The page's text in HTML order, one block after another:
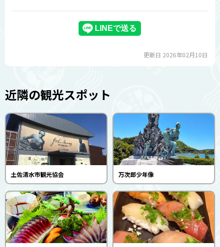
更新日 2026年02月10日
近隣の観光スポット
土佐清水市観光協会 万次郎少年像